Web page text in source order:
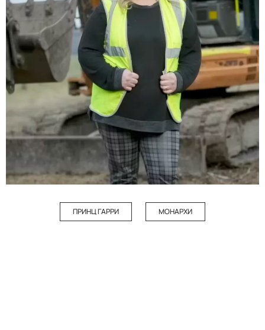
ПРИНЦ ГАРРИ МОНАРХИ